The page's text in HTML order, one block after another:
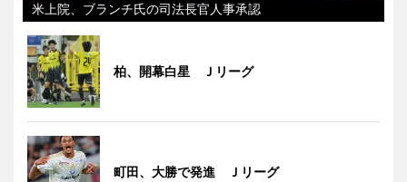
米上院、ブランチ氏の司法長官人事承認
柏、開幕白星 Ｊリーグ
町田、大勝で発進 Ｊリーグ